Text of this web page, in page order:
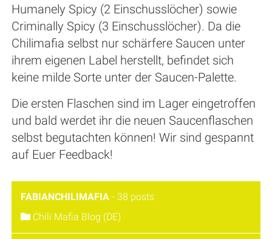
Humanely Spicy (2 Einschusslöcher) sowie
Criminally Spicy (3 Einschusslöcher). Da die
Chilimafia selbst nur schärfere Saucen unter
ihrem eigenen Label herstellt, befindet sich
keine milde Sorte unter der Saucen-Palette.
Die ersten Flaschen sind im Lager eingetroffen
und bald werdet ihr die neuen Saucenflaschen
selbst begutachten können! Wir sind gespannt
auf Euer Feedback!
FABIANCHILIMAFIA- 38 posts
Chili Mafia Blog (DE)